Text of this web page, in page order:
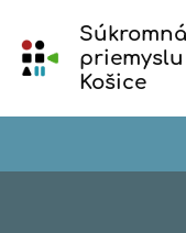
priemyslu
Košice